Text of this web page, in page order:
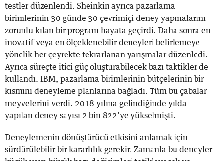
testler düzenlendi. Sheinkin ayrıca pazarlama
birimlerinin 30 günde 30 çevrimiçi deney yapmalarını
zorunlu kılan bir program hayata geçirdi. Daha sonra en
inovatif veya en ölçeklenebilir deneyleri belirlemeye
yönelik her çeyrekte tekrarlanan yarışmalar düzenledi.
Ayrıca süreçte itici güç oluşturabilecek bazı taktikler de
kullandı. IBM, pazarlama birimlerinin bütçelerinin bir
kısmını deneyleme planlarına bağladı. Tüm bu çabalar
meyvelerini verdi. 2018 yılına gelindiğinde yılda
yapılan deney sayısı 2 bin 822’ye yükselmişti.
Deneylemenin dönüştürücü etkisini anlamak için
sürdürülebilir bir kararlılık gerekir. Zamanla bu deneyler